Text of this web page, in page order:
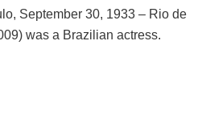
September 30, 1933 – Rio de
was a Brazilian actress.